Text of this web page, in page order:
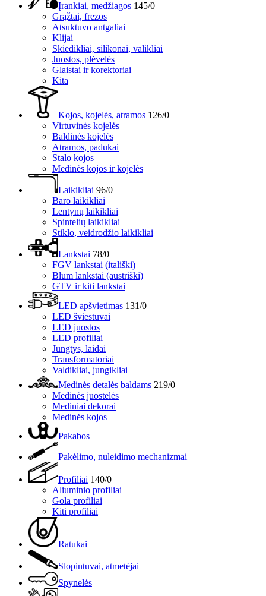
Įrankiai, medžiagos 145/0
Grąžtai, frezos
Atsuktuvo antgaliai
Klijai
Skiedikliai, silikonai, valikliai
Juostos, plėvelės
Glaistai ir korektoriai
Kita
Kojos, kojelės, atramos 126/0
Virtuvinės kojelės
Baldinės kojelės
Atramos, padukai
Stalo kojos
Medinės kojos ir kojelės
Laikikliai 96/0
Baro laikikliai
Lentynų laikikliai
Spintelių laikikliai
Stiklo, veidrodžio laikikliai
Lankstai 78/0
FGV lankstai (itališki)
Blum lankstai (austriški)
GTV ir kiti lankstai
LED apšvietimas 131/0
LED šviestuvai
LED juostos
LED profiliai
Jungtys, laidai
Transformatoriai
Valdikliai, jungikliai
Medinės detalės baldams 219/0
Medinės juostelės
Mediniai dekorai
Medinės kojos
Pakabos
Pakėlimo, nuleidimo mechanizmai
Profiliai 140/0
Aliuminio profiliai
Gola profiliai
Kiti profiliai
Ratukai
Slopintuvai, atmetėjai
Spynelės